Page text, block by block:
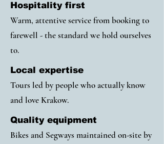
Hospitality first
Warm, attentive service from booking to
farewell - the standard we hold ourselves
to.
Local expertise
Tours led by people who actually know
and love Krakow.
Quality equipment
Bikes and Segways maintained on-site by